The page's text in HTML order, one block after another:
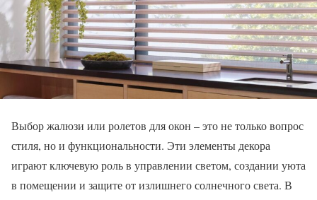
Выбор жалюзи или ролетов для окон – это не только вопрос
стиля, но и функциональности. Эти элементы декора
играют ключевую роль в управлении светом, создании уюта
в помещении и защите от излишнего солнечного света. В